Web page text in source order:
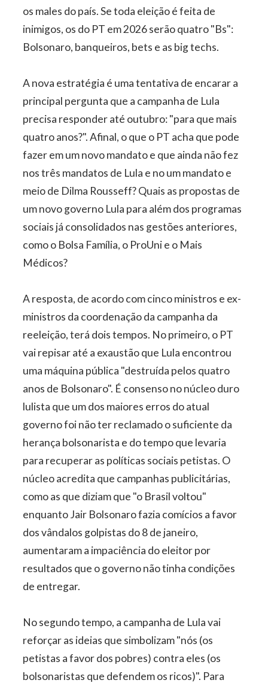
os males do país. Se toda eleição é feita de
inimigos, os do PT em 2026 serão quatro "Bs":
Bolsonaro, banqueiros, bets e as big techs.
A nova estratégia é uma tentativa de encarar a
principal pergunta que a campanha de Lula
precisa responder até outubro: "para que mais
quatro anos?". Afinal, o que o PT acha que pode
fazer em um novo mandato e que ainda não fez
nos três mandatos de Lula e no um mandato e
meio de Dilma Rousseff? Quais as propostas de
um novo governo Lula para além dos programas
sociais já consolidados nas gestões anteriores,
como o Bolsa Família, o ProUni e o Mais
Médicos?
A resposta, de acordo com cinco ministros e ex-
ministros da coordenação da campanha da
reeleição, terá dois tempos. No primeiro, o PT
vai repisar até a exaustão que Lula encontrou
uma máquina pública "destruída pelos quatro
anos de Bolsonaro". É consenso no núcleo duro
lulista que um dos maiores erros do atual
governo foi não ter reclamado o suficiente da
herança bolsonarista e do tempo que levaria
para recuperar as políticas sociais petistas. O
núcleo acredita que campanhas publicitárias,
como as que diziam que "o Brasil voltou"
enquanto Jair Bolsonaro fazia comícios a favor
dos vândalos golpistas do 8 de janeiro,
aumentaram a impaciência do eleitor por
resultados que o governo não tinha condições
de entregar.
No segundo tempo, a campanha de Lula vai
reforçar as ideias que simbolizam "nós (os
petistas a favor dos pobres) contra eles (os
bolsonaristas que defendem os ricos)". Para